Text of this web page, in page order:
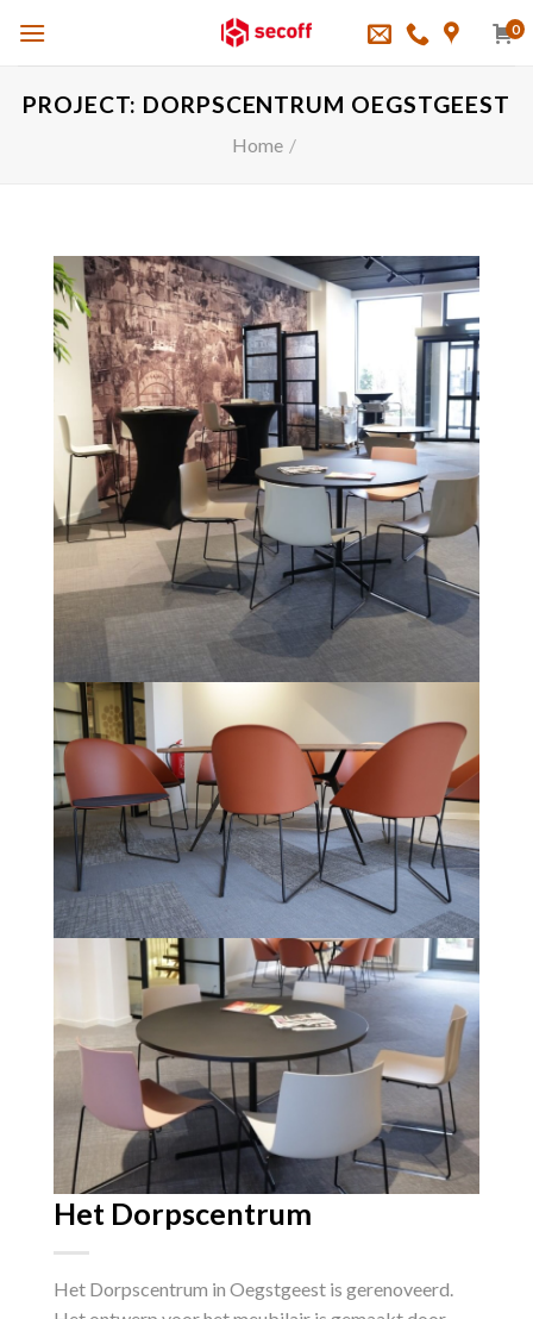
content
0
PROJECT: DORPSCENTRUM OEGSTGEEST
Home /
Het Dorpscentrum
Het Dorpscentrum in Oegstgeest is gerenoveerd.